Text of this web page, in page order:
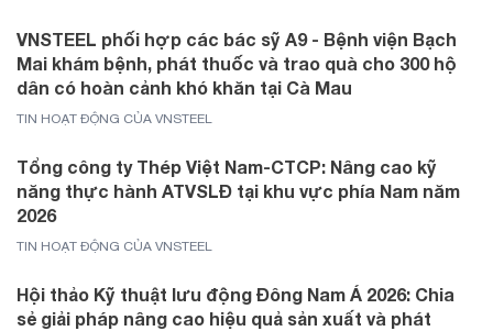
VNSTEEL phối hợp các bác sỹ A9 - Bệnh viện Bạch
Mai khám bệnh, phát thuốc và trao quà cho 300 hộ
dân có hoàn cảnh khó khăn tại Cà Mau
TIN HOẠT ĐỘNG CỦA VNSTEEL
Tổng công ty Thép Việt Nam-CTCP: Nâng cao kỹ
năng thực hành ATVSLĐ tại khu vực phía Nam năm
2026
TIN HOẠT ĐỘNG CỦA VNSTEEL
Hội thảo Kỹ thuật lưu động Đông Nam Á 2026: Chia
sẻ giải pháp nâng cao hiệu quả sản xuất và phát